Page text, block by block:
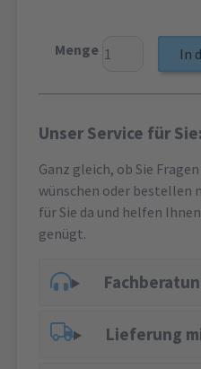
Menge In
Unser Service für Sie:
Ganz gleich, ob Sie
wünschen oder bestellen
für Sie da und helfen
genügt.
Lieferung